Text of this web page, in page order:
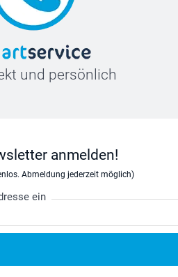
und persönlich
anmelden!
Abmeldung jederzeit möglich)
ein